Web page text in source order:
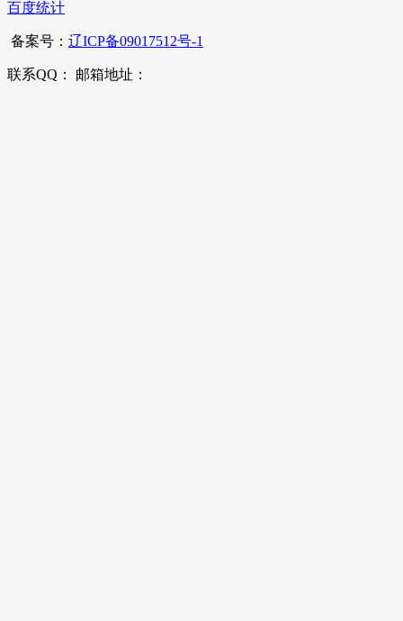
百度统计
备案号： 辽ICP备09017512号-1
联系QQ： 邮箱地址：